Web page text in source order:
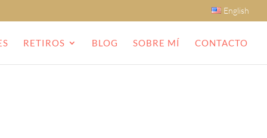
English
RETIROS BLOG SOBRE MÍ CONTACTO